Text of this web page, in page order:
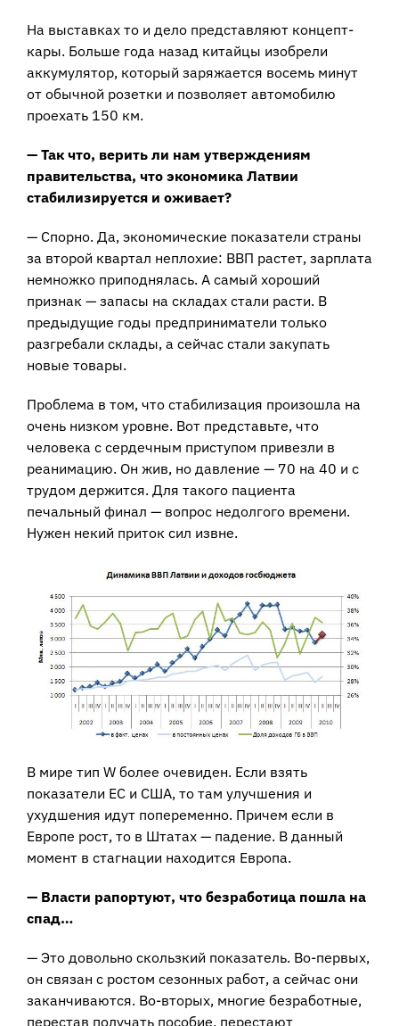
На выставках то и дело представляют концепт-
кары. Больше года назад китайцы изобрели
аккумулятор, который заряжается восемь минут
от обычной розетки и позволяет автомобилю
проехать 150 км.
— Так что, верить ли нам утверждениям
правительства, что экономика Латвии
стабилизируется и оживает?
— Спорно. Да, экономические показатели страны
за второй квартал неплохие: ВВП растет, зарплата
немножко приподнялась. А самый хороший
признак — запасы на складах стали расти. В
предыдущие годы предприниматели только
разгребали склады, а сейчас стали закупать
новые товары.
Проблема в том, что стабилизация произошла на
очень низком уровне. Вот представьте, что
человека с сердечным приступом привезли в
реанимацию. Он жив, но давление — 70 на 40 и с
трудом держится. Для такого пациента
печальный финал — вопрос недолгого времени.
Нужен некий приток сил извне.
В мире тип W более очевиден. Если взять
показатели ЕС и США, то там улучшения и
ухудшения идут попеременно. Причем если в
Европе рост, то в Штатах — падение. В данный
момент в стагнации находится Европа.
— Власти рапортуют, что безработица пошла на
спад…
— Это довольно скользкий показатель. Во-первых,
он связан с ростом сезонных работ, а сейчас они
заканчиваются. Во-вторых, многие безработные,
перестав получать пособие, перестают